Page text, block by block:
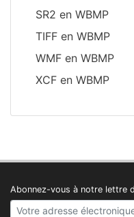
SR2 en WBMP
TIFF en WBMP
WMF en WBMP
XCF en WBMP
Abonnez-vous à notre lettre
Your email address